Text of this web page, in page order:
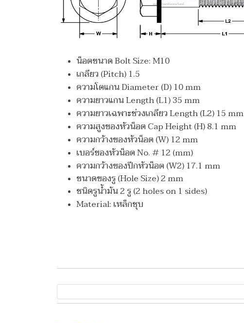
น็อตขนาด Bolt Size: M10
เกลียว (Pitch) 1.5
ความโตแกน Diameter (D) 10 mm
ความยาวแกน Length (L1) 35 mm
ความยาวเฉพาะช่วงเกลียว Length (L2) 15 mm
ความสูงของหัวน็อต Cap Height (H) 8.1 mm
ความกว้างของหัวน็อต (W) 12 mm
เบอร์ของหัวน็อต No. # 12 (mm)
ความกว้างของปีกหัวน็อต (W2) 17.1 mm
ขนาดของรู (Hole Size) 2 mm
ชนิดรูน้ำมัน 2 รู (2 holes on 1 sides)
Material: เหล็กชุบ